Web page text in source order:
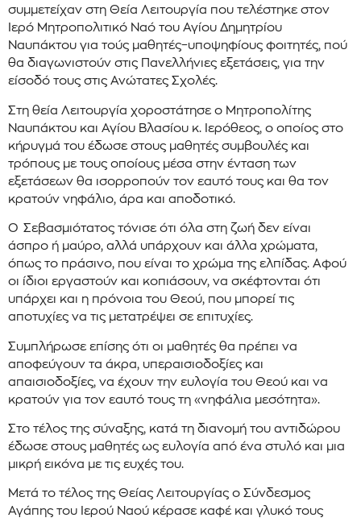
συμμετείχαν στη Θεία Λειτουργία που τελέστηκε στον
Ιερό Μητροπολιτικό Ναό του Αγίου Δημητρίου
Ναυπάκτου για τούς μαθητές–υποψηφίους φοιτητές, πού
θα διαγωνιστούν στις Πανελλήνιες εξετάσεις, για την
είσοδό τους στις Ανώτατες Σχολές.
Στη θεία Λειτουργία χοροστάτησε ο Μητροπολίτης
Ναυπάκτου και Αγίου Βλασίου κ. Ιερόθεος, ο οποίος στο
κήρυγμά του έδωσε στους μαθητές συμβουλές και
τρόπους με τους οποίους μέσα στην ένταση των
εξετάσεων θα ισορροπούν τον εαυτό τους και θα τον
κρατούν νηφάλιο, άρα και αποδοτικό.
Ο Σεβασμιότατος τόνισε ότι όλα στη ζωή δεν είναι
άσπρο ή μαύρο, αλλά υπάρχουν και άλλα χρώματα,
όπως το πράσινο, που είναι το χρώμα της ελπίδας. Αφού
οι ίδιοι εργαστούν και κοπιάσουν, να σκέφτονται ότι
υπάρχει και η πρόνοια του Θεού, που μπορεί τις
αποτυχίες να τις μετατρέψει σε επιτυχίες.
Συμπλήρωσε επίσης ότι οι μαθητές θα πρέπει να
αποφεύγουν τα άκρα, υπεραισιοδοξίες και
απαισιοδοξίες, να έχουν την ευλογία του Θεού και να
κρατούν για τον εαυτό τους τη «νηφάλια μεσότητα».
Στο τέλος της σύναξης, κατά τη διανομή του αντιδώρου
έδωσε στους μαθητές ως ευλογία από ένα στυλό και μια
μικρή εικόνα με τις ευχές του.
Μετά το τέλος της Θείας Λειτουργίας ο Σύνδεσμος
Αγάπης του Ιερού Ναού κέρασε καφέ και γλυκό τους